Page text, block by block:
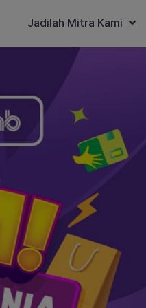
Jadilah Mitra Kami